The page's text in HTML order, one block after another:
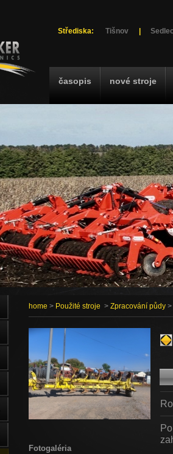
Střediska: Tišnov
časopis nové stroje
home > Použité stroje > Zpracování půdy >
Fotogaléria